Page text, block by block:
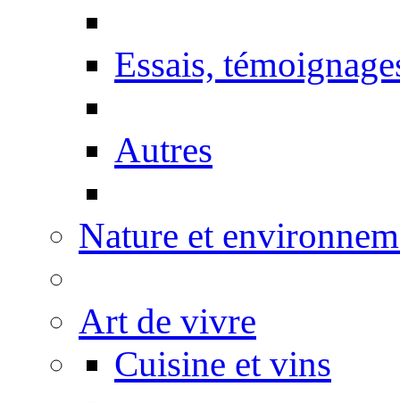
Essais,
Autres
Nature et
Art de vivre
Cuisine et vins